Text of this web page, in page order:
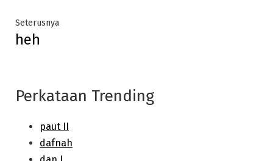
SeterusnyaNext
heh
Perkataan Trending